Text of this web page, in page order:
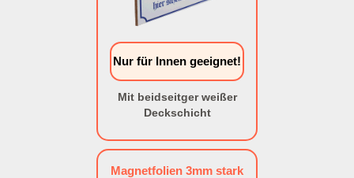
Nur für Innen geeignet!
Mit beidseitger weißer
Deckschicht
Magnetfolien 3mm stark